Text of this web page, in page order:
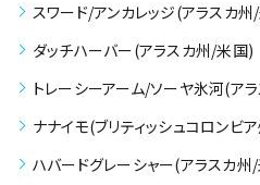
スワード/アンカレッジ(アラスカ
ダッチハーバー(アラスカ州/米国)
トレーシーアーム/ソーヤ氷河(ア
ナナイモ(ブリティッシュコロンビ
ハバードグレーシャー(アラスカ州